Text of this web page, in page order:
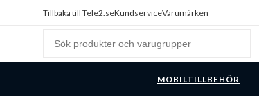
Tillbaka till Tele2.seKundserviceVarumärken
MOBILTILLBEHÖR